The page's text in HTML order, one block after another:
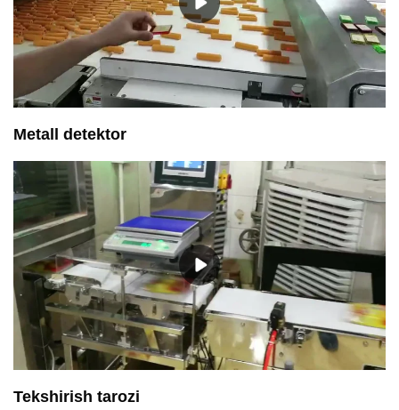
Metall detektor
Tekshirish tarozi